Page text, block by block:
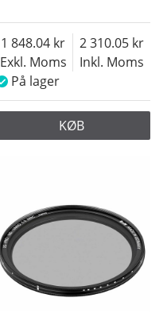
Exkl. Moms
1 848.04
Inkl. Moms
2 310.05
På lager
KØB